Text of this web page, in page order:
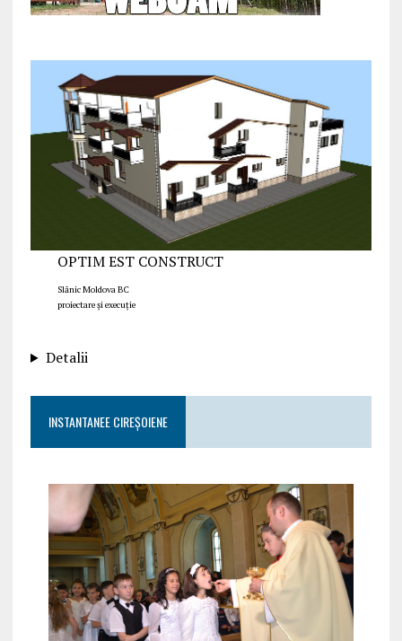
OPTIM EST CONSTRUCT
Slănic Moldova BC
proiectare și execuție
Detalii
INSTANTANEE CIREȘOIENE